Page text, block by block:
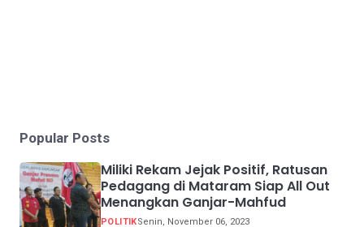
Popular Posts
Miliki Rekam Jejak Positif, Ratusan
Pedagang di Mataram Siap All Out
Menangkan Ganjar-Mahfud
POLITIKSenin, November 06, 2023